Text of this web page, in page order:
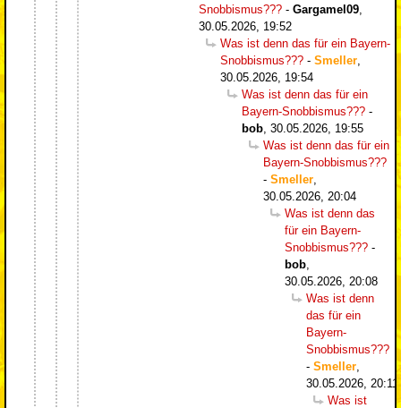
Snobbismus??? - Gargamel09
30.05.2026, 19:52
Was ist denn das für ein Bayern-
Snobbismus??? - Smeller
30.05.2026, 19:54
Was ist denn das für ein
Bayern-Snobbismus??? -
bob 30.05.2026, 19:55
Was ist denn das für ein
Bayern-Snobbismus???
- Smeller
30.05.2026, 20:04
Was ist denn das
für ein Bayern-
Snobbismus??? -
bob
30.05.2026, 20:08
Was ist denn
das für ein
Bayern-
Snobbismus???
- Smeller
30.05.2026, 20:11
Was ist